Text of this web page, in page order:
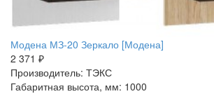
Модена МЗ-20 Зеркало [Модена]
2 371 ₽
Производитель: ТЭКС
Габаритная высота, мм: 1000